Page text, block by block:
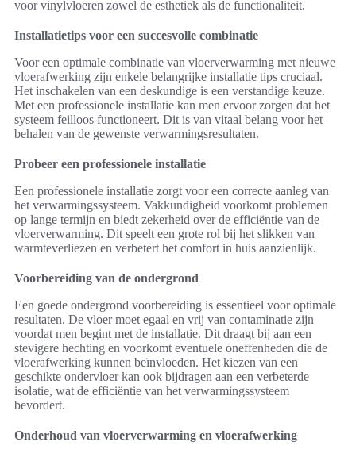
voor vinylvloeren zowel de esthetiek als de functionaliteit.
Installatietips voor een succesvolle combinatie
Voor een optimale combinatie van vloerverwarming met nieuwe
vloerafwerking zijn enkele belangrijke installatie tips cruciaal.
Het inschakelen van een deskundige is een verstandige keuze.
Met een professionele installatie kan men ervoor zorgen dat het
systeem feilloos functioneert. Dit is van vitaal belang voor het
behalen van de gewenste verwarmingsresultaten.
Probeer een professionele installatie
Een professionele installatie zorgt voor een correcte aanleg van
het verwarmingssysteem. Vakkundigheid voorkomt problemen
op lange termijn en biedt zekerheid over de efficiëntie van de
vloerverwarming. Dit speelt een grote rol bij het slikken van
warmteverliezen en verbetert het comfort in huis aanzienlijk.
Voorbereiding van de ondergrond
Een goede ondergrond voorbereiding is essentieel voor optimale
resultaten. De vloer moet egaal en vrij van contaminatie zijn
voordat men begint met de installatie. Dit draagt bij aan een
stevigere hechting en voorkomt eventuele oneffenheden die de
vloerafwerking kunnen beïnvloeden. Het kiezen van een
geschikte ondervloer kan ook bijdragen aan een verbeterde
isolatie, wat de efficiëntie van het verwarmingssysteem
bevordert.
Onderhoud van vloerverwarming en vloerafwerking